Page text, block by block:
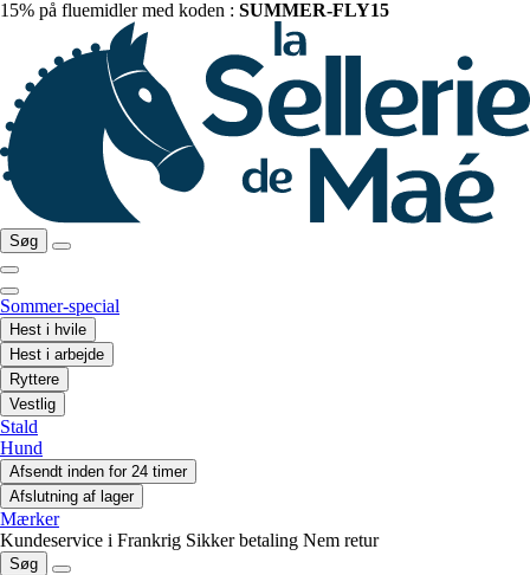
15% på fluemidler med koden : SUMMER-FLY15
Søg
Sommer-special
Hest i hvile
Hest i arbejde
Ryttere
Vestlig
Stald
Hund
Afsendt inden for 24 timer
Afslutning af lager
Mærker
Kundeservice i Frankrig Sikker betaling Nem retur
Søg